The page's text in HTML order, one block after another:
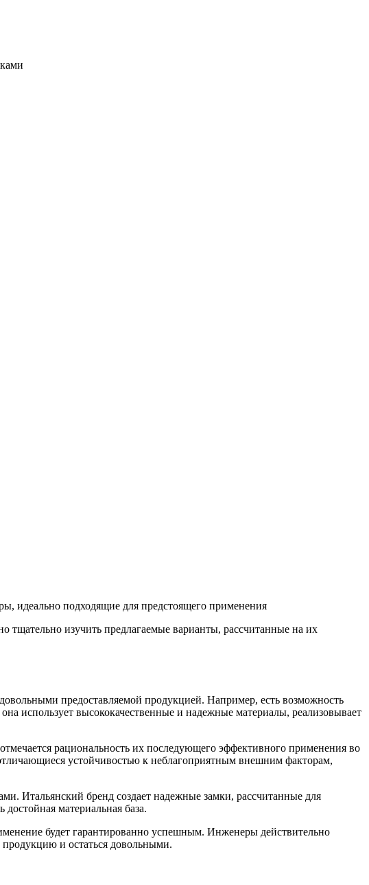
идеально подходящие для предстоящего применения
тщательно изучить предлагаемые варианты, рассчитанные на их
предоставляемой продукцией. Например, есть возможность
использует высококачественные и надежные материалы, реализовывает
рациональность их последующего эффективного применения во
устойчивостью к неблагоприятным внешним факторам,
Итальянский бренд создает надежные замки, рассчитанные для
материальная база.
будет гарантированно успешным. Инженеры действительно
и остаться довольными.